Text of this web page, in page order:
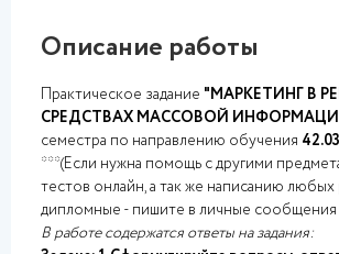
Описание работы
Практическое задание "МАРКЕТИНГ В
СРЕДСТВАХ МАССОВОЙ
семестра по направлению обучения
***(Если нужна помощь с другими
тестов онлайн, а так же написанию любых
дипломные - пишите в личные сообщения
В работе содержатся ответы на задания: